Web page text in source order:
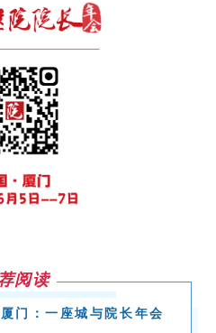
阅读
门：一座城与院长年会